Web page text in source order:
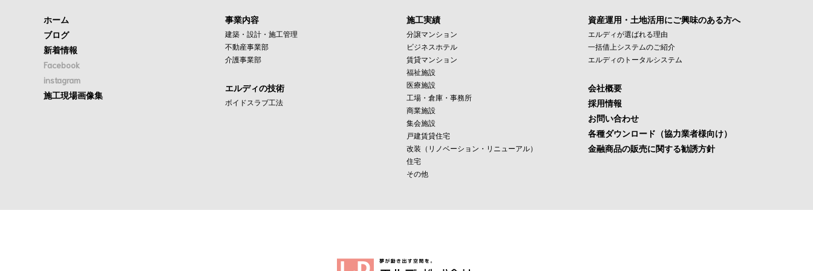
ホーム
ブログ
新着情報
Facebook
instagram
施工現場画像集
事業内容
建築・設計・施工管理
不動産事業部
介護事業部
エルディの技術
ボイドスラブ工法
施工実績
分譲マンション
ビジネスホテル
賃貸マンション
福祉施設
医療施設
工場・倉庫・事務所
商業施設
集会施設
戸建賃貸住宅
改装（リノベーション・リニューアル）
住宅
その他
資産運用・土地活用にご興味のある方へ
エルディが選ばれる理由
一括借上システムのご紹介
エルディのトータルシステム
会社概要
採用情報
お問い合わせ
各種ダウンロード（協力業者様向け）
金融商品の販売に関する勧誘方針